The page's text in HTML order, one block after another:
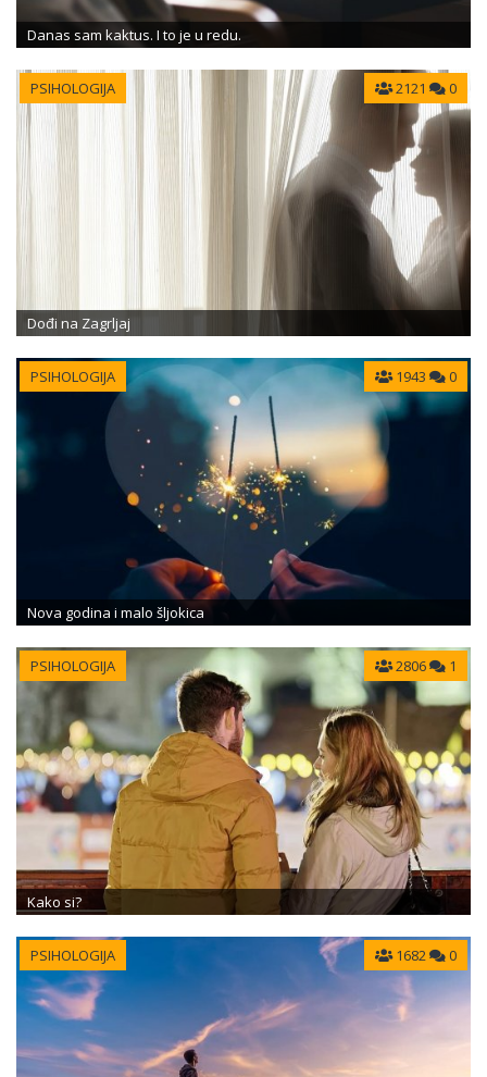
Danas sam kaktus. I to je u redu.
PSIHOLOGIJA 2121 0
Dođi na Zagrljaj
PSIHOLOGIJA 1943 0
Nova godina i malo šljokica
PSIHOLOGIJA 2806 1
Kako si?
PSIHOLOGIJA 1682 0